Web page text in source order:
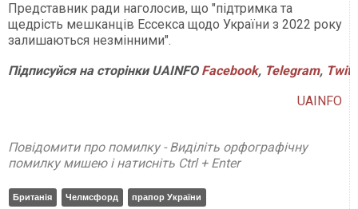
Представник ради наголосив, що "підтримка та
щедрість мешканців Ессекса щодо України з 2022 року
залишаються незмінними".
ПідписуйсянасторінкиUAINFO Facebook, Telegram,
UAINFO
Повідомити про помилку - Виділіть орфографічну
помилку мишею і натисніть Ctrl + Enter
Британія Челмсфорд прапор України